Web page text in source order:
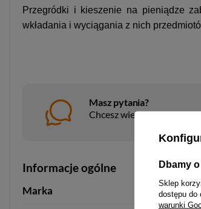
Przegródki i kieszenie na pieniądze
wkładania i wyciągania z nich
Masz pytania?
Chcesz wiedzieć więcej
Informacje ogólne
Marka Rovicky
Dbamy
Sklep
dostępu do
warunki